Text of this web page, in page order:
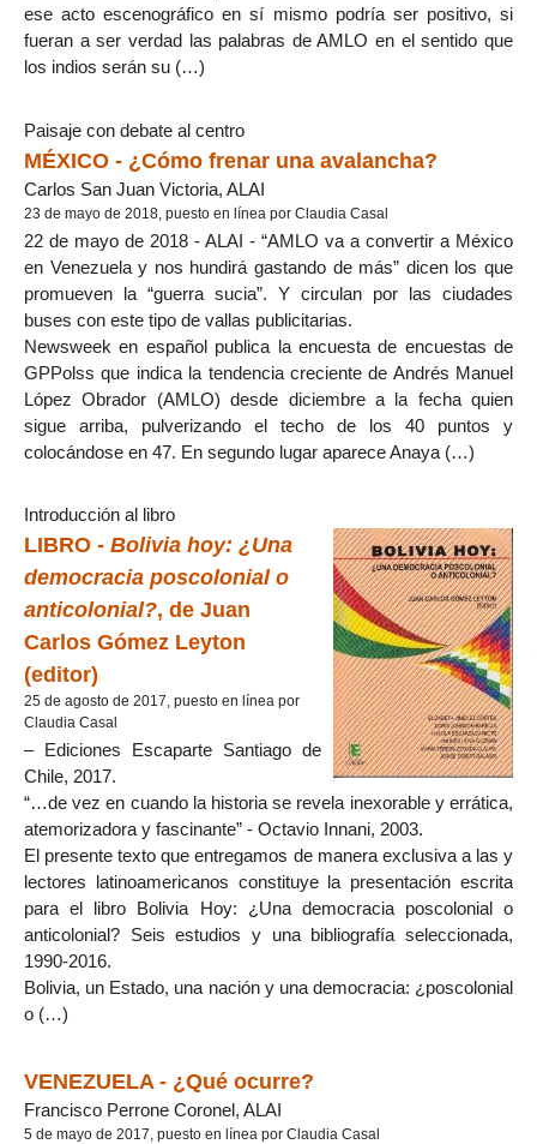
ese acto escenográfico en sí mismo podría ser positivo, si
fueran a ser verdad las palabras de AMLO en el sentido que
los indios serán su (…)
Paisaje con debate al centro
MÉXICO - ¿Cómo frenar una avalancha?
Carlos San Juan Victoria, ALAI
23 de mayo de 2018, puesto en línea por Claudia Casal
22 de mayo de 2018 - ALAI - “AMLO va a convertir a México
en Venezuela y nos hundirá gastando de más” dicen los que
promueven la “guerra sucia”. Y circulan por las ciudades
buses con este tipo de vallas publicitarias.
Newsweek en español publica la encuesta de encuestas de
GPPolss que indica la tendencia creciente de Andrés Manuel
López Obrador (AMLO) desde diciembre a la fecha quien
sigue arriba, pulverizando el techo de los 40 puntos y
colocándose en 47. En segundo lugar aparece Anaya (…)
Introducción al libro
LIBRO - Bolivia hoy: ¿Una
democracia poscolonial o
anticolonial?, de Juan
Carlos Gómez Leyton
(editor)
25 de agosto de 2017, puesto en línea por
Claudia Casal
– Ediciones Escaparte Santiago de
Chile, 2017.
“…de vez en cuando la historia se revela inexorable y errática,
atemorizadora y fascinante” - Octavio Innani, 2003.
El presente texto que entregamos de manera exclusiva a las y
lectores latinoamericanos constituye la presentación escrita
para el libro Bolivia Hoy: ¿Una democracia poscolonial o
anticolonial? Seis estudios y una bibliografía seleccionada,
1990-2016.
Bolivia, un Estado, una nación y una democracia: ¿poscolonial
o (…)
VENEZUELA - ¿Qué ocurre?
Francisco Perrone Coronel, ALAI
5 de mayo de 2017, puesto en línea por Claudia Casal